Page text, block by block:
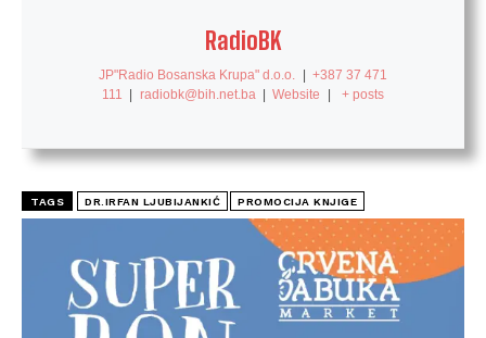
RadioBK
JP"Radio Bosanska Krupa" d.o.o.
+387 37 471
111
radiobk@bih.net.ba Website + posts
TAGS DR.IRFAN LJUBIJANKIĆ PROMOCIJA KNJIGE